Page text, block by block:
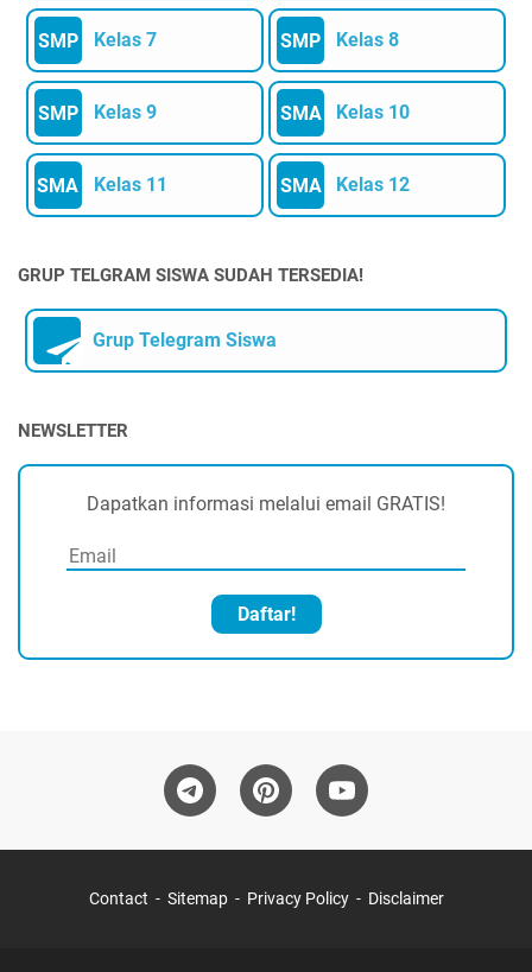
SMP Kelas 7 SMP Kelas 8
SMP Kelas 9 SMA Kelas 10
SMA Kelas 11 SMA Kelas 12
GRUP TELGRAM SISWA SUDAH TERSEDIA!
Grup Telegram Siswa
NEWSLETTER
Dapatkan informasi melalui email GRATIS!
Daftar!
Contact Sitemap Privacy Policy Disclaimer